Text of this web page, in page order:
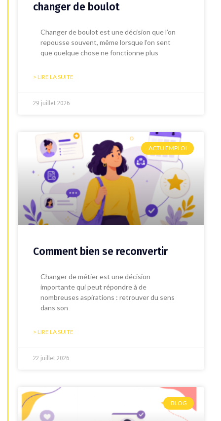
changer de boulot
Changer de boulot est une décision que l’on
repousse souvent, même lorsque l’on sent
que quelque chose ne fonctionne plus
> LIRE LA SUITE
29 juillet 2026
ACTU EMPLOI
Comment bien se reconvertir
Changer de métier est une décision
importante qui peut répondre à de
nombreuses aspirations : retrouver du sens
dans son
> LIRE LA SUITE
22 juillet 2026
BLOG